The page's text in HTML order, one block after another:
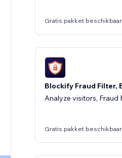
Gratis pakket beschikbaar
Blockify Fraud Filter,
Analyze visitors, Fraud
Gratis pakket beschikbaar